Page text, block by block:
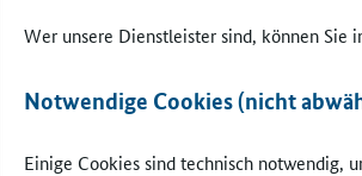
Wer unsere Dienstleister sind, können Sie
Notwendige Cookies (nicht
Einige Cookies sind technisch notwendig,
eine